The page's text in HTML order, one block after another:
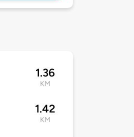
1.36
KM
1.42
KM